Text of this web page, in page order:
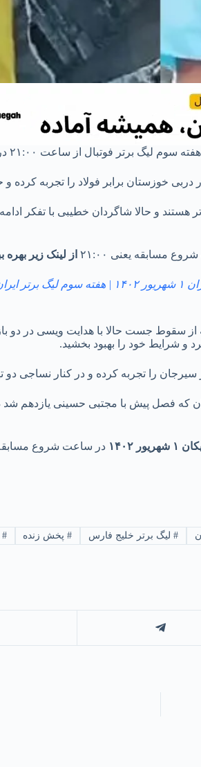
خوزستان برابر فولاد را تجربه کرده و
از لینک زیر بهره
سقوط جست حالا با هدایت ویسی در دو
و شرایط خود را بهبود بخشید.
فصل پیش با مجتبی حسینی یازدهم شد
۱۴۰۲ در ساعت شروع مسابقه
#لیگ برتر خلیج فارس #پخش زنده #